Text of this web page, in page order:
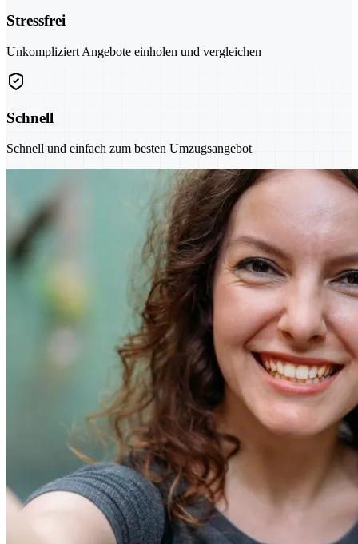
Stressfrei
Unkompliziert Angebote einholen und vergleichen
Schnell
Schnell und einfach zum besten Umzugsangebot